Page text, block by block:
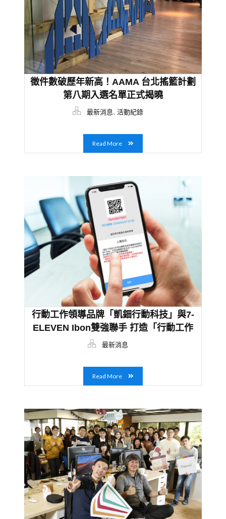
徵件數破歷年新高！AAMA 台北搖籃計劃
第八期入選名單正式揭曉
最新消息, 活動紀錄
Read More
行動工作領導品牌「凱鈿行動科技」與7-
ELEVEN Ibon雙強聯手 打造「行動工作
生態圈」
最新消息
Read More